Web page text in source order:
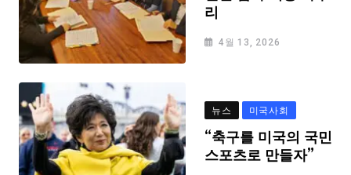
리
4월 13, 2026
뉴스 미국사회
“축구를 미국의 국민
스포츠로 만들자”